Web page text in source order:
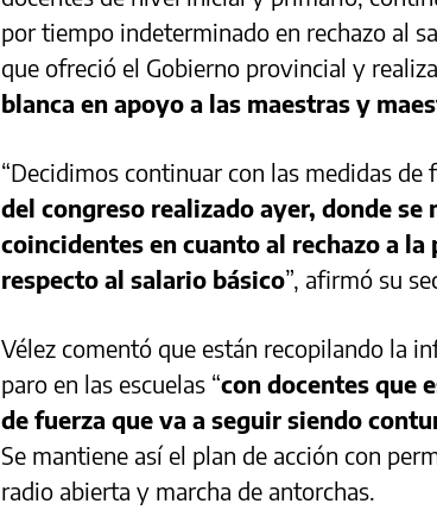
por tiempo indeterminado en rechazo al
que ofreció el Gobierno provincial y
blanca en apoyo a las maestras y
“Decidimos continuar con las medidas de
del congreso realizado ayer, donde
coincidentes en cuanto al rechazo a
respecto al salario básico”, afirmó su
Vélez comentó que están recopilando la
paro en las escuelas “con docentes que
de fuerza que va a seguir siendo
Se mantiene así el plan de acción con
radio abierta y marcha de antorchas.